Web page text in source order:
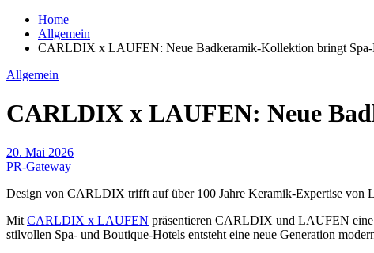
Home
Allgemein
CARLDIX x LAUFEN: Neue Badkeramik-Kollektion bringt Spa-
Allgemein
CARLDIX x LAUFEN: Neue
20. Mai 2026
PR-Gateway
Design von CARLDIX trifft auf über 100 Jahre Keramik-Expertise von
Mit CARLDIX x LAUFEN präsentieren CARLDIX und LAUFEN eine
stilvollen Spa- und Boutique-Hotels entsteht eine neue Generation